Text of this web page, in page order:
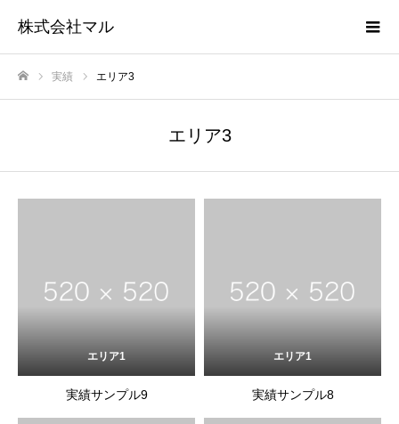
株式会社マル
実績 エリア3
エリア3
エリア1
実績サンプル9
エリア1
実績サンプル8